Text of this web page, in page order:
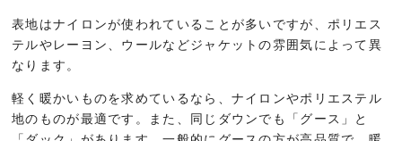
表地はナイロンが使われていることが多いですが、ポリエス
テルやレーヨン、ウールなどジャケットの雰囲気によって異
なります。
軽く暖かいものを求めているなら、ナイロンやポリエステル
地のものが最適です。また、同じダウンでも「グース」と